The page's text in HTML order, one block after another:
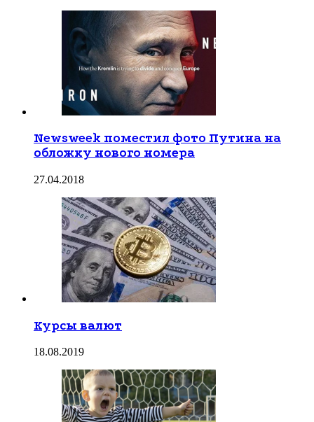
Newsweek поместил фото Путина на
обложку нового номера
27.04.2018
Курсы валют
18.08.2019